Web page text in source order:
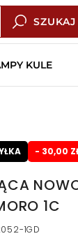
SZUKAJ
KULE
- 30,00
1C
1GD